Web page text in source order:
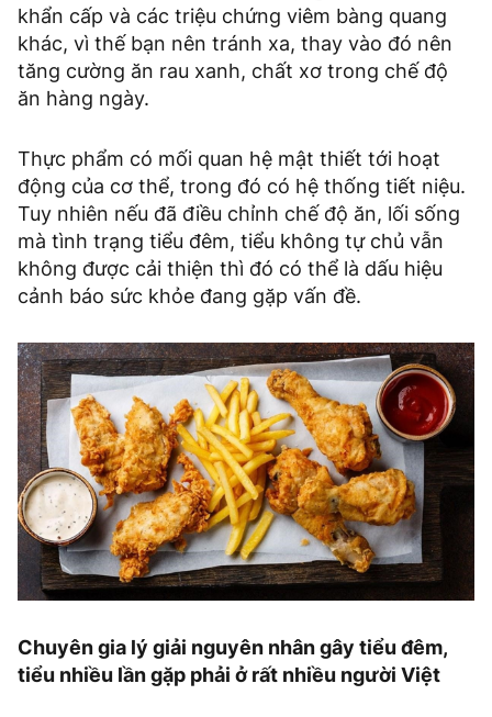
khẩn cấp và các triệu chứng viêm bàng quang
khác, vì thế bạn nên tránh xa, thay vào đó nên
tăng cường ăn rau xanh, chất xơ trong chế độ
ăn hàng ngày.
Thực phẩm có mối quan hệ mật thiết tới hoạt
động của cơ thể, trong đó có hệ thống tiết niệu.
Tuy nhiên nếu đã điều chỉnh chế độ ăn, lối sống
mà tình trạng tiểu đêm, tiểu không tự chủ vẫn
không được cải thiện thì đó có thể là dấu hiệu
cảnh báo sức khỏe đang gặp vấn đề.
Chuyên gia lý giải nguyên nhân gây tiểu đêm,
tiểu nhiều lần gặp phải ở rất nhiều người Việt